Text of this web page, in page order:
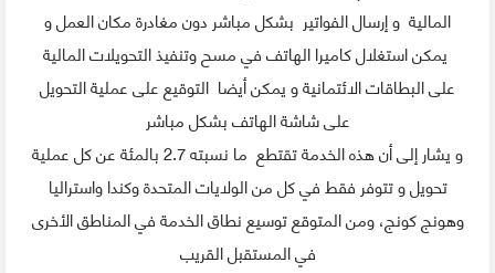
المالية و إرسال الفواتير بشكل مباشر دون مغادرة مكان العمل و
يمكن استغلال كاميرا الهاتف في مسح وتنفيذ التحويلات المالية
على البطاقات الائتمانية و يمكن أيضا التوقيع على عملية التحويل
على شاشة الهاتف بشكل مباشر
و يشار إلى أن هذه الخدمة تقتطع ما نسبته 2.7 بالمئة عن كل عملية
تحويل و تتوفر فقط في كل من الولايات المتحدة وكندا واستراليا
وهونج كونج، ومن المتوقع توسيع نطاق الخدمة في المناطق الأخرى
في المستقبل القريب